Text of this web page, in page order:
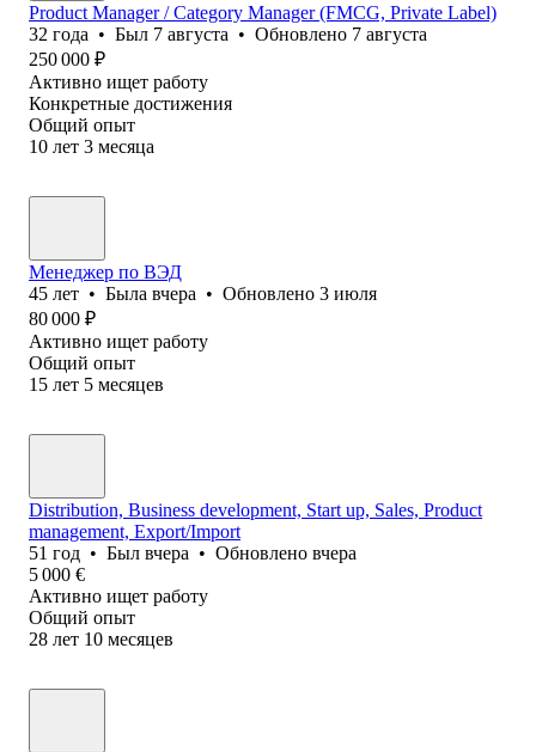
Product Manager / Category Manager (FMCG, Private Label)
32 года • Был 7 августа • Обновлено 7 августа
250 000 ₽
Активно ищет работу
Конкретные достижения
Общий опыт
10 лет 3 месяца
Менеджер по ВЭД
45 лет • Была вчера • Обновлено 3 июля
80 000 ₽
Активно ищет работу
Общий опыт
15 лет 5 месяцев
Distribution, Business development, Start up, Sales, Product
management, Export/Import
51 год • Был вчера • Обновлено вчера
5 000 €
Активно ищет работу
Общий опыт
28 лет 10 месяцев